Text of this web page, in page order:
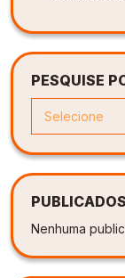
PESQUISE
Nenhuma